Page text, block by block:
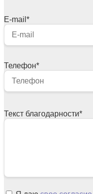
E-mail *
Телефон*
Текст благодарности*